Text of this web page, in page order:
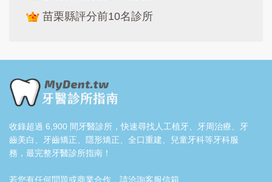
苗栗縣評分前10名診所
收錄超過 6,900 間牙醫診所，快速尋找人工植牙、牙周治療、牙
齒美白、牙齒矯正、隱形矯正、全口重建、兒童牙科等牙科服
務，最完整牙醫診所指南！
若您有任何問題或商業合作，請洽詢客服信箱